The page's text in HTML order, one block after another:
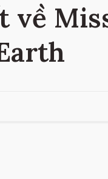
về